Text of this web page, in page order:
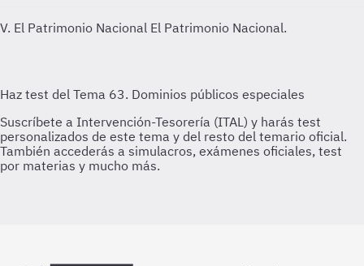
V. El Patrimonio Nacional El Patrimonio Nacional.